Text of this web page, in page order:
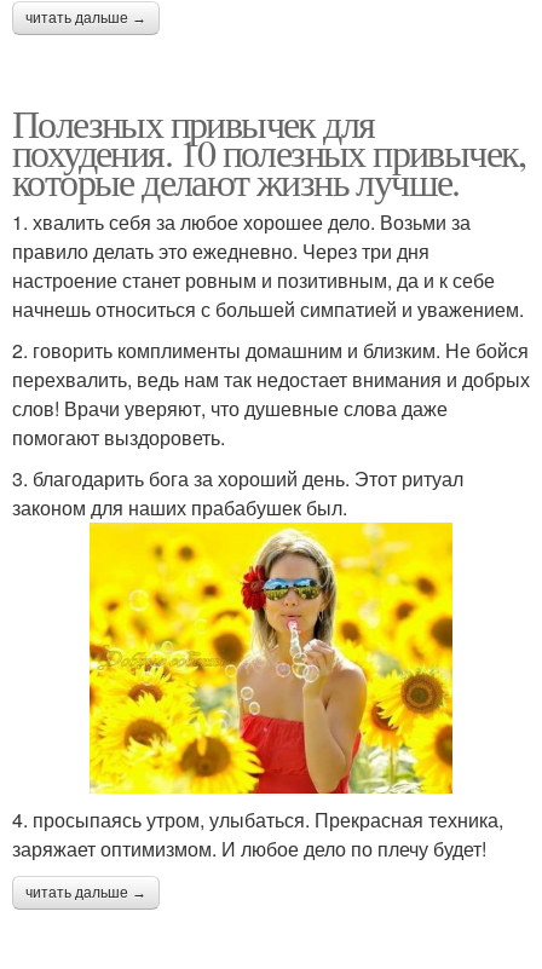
читать дальше →
Полезных привычек для
похудения. 10 полезных привычек,
которые делают жизнь лучше.
1. хвалить себя за любое хорошее дело. Возьми за
правило делать это ежедневно. Через три дня
настроение станет ровным и позитивным, да и к себе
начнешь относиться с большей симпатией и уважением.
2. говорить комплименты домашним и близким. Не бойся
перехвалить, ведь нам так недостает внимания и добрых
слов! Врачи уверяют, что душевные слова даже
помогают выздороветь.
3. благодарить бога за хороший день. Этот ритуал
законом для наших прабабушек был.
4. просыпаясь утром, улыбаться. Прекрасная техника,
заряжает оптимизмом. И любое дело по плечу будет!
читать дальше →